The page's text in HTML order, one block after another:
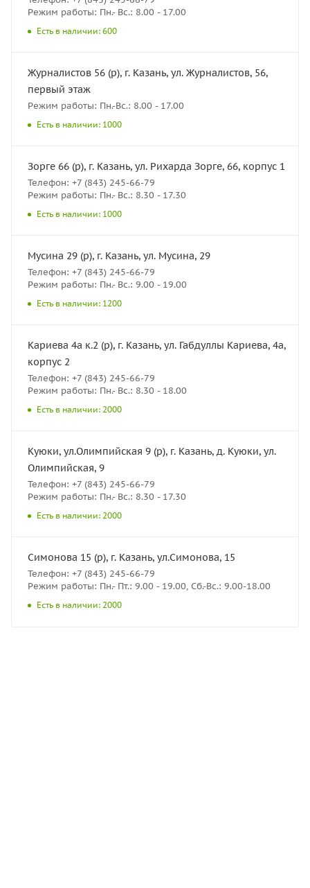
Режим работы: Пн.- Вс.: 8.00 - 17.00
Есть в наличии: 600
Журналистов 56 (р), г. Казань, ул. Журналистов, 56,
первый этаж
Режим работы: Пн.-Вс.: 8.00 - 17.00
Есть в наличии: 1000
Зорге 66 (р), г. Казань, ул. Рихарда Зорге, 66, корпус 1
Телефон: +7 (843) 245-66-79
Режим работы: Пн.- Вс.: 8.30 - 17.30
Есть в наличии: 1000
Мусина 29 (р), г. Казань, ул. Мусина, 29
Телефон: +7 (843) 245-66-79
Режим работы: Пн.- Вс.: 9.00 - 19.00
Есть в наличии: 1200
Кариева 4а к.2 (р), г. Казань, ул. Габдуллы Кариева, 4а,
корпус 2
Телефон: +7 (843) 245-66-79
Режим работы: Пн.- Вс.: 8.30 - 18.00
Есть в наличии: 2000
Куюки, ул.Олимпийская 9 (р), г. Казань, д. Куюки, ул.
Олимпийская, 9
Телефон: +7 (843) 245-66-79
Режим работы: Пн.- Вс.: 8.30 - 17.30
Есть в наличии: 2000
Симонова 15 (р), г. Казань, ул.Симонова, 15
Телефон: +7 (843) 245-66-79
Режим работы: Пн.- Пт.: 9.00 - 19.00, Сб.-Вс.: 9.00-18.00
Есть в наличии: 2000